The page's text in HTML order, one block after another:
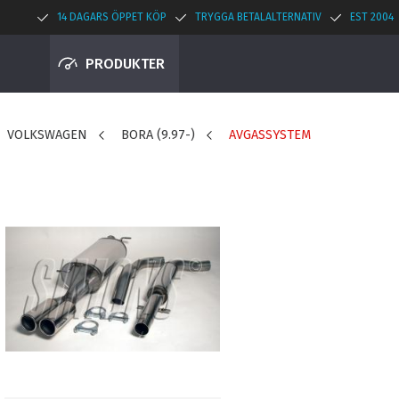
14 DAGARS ÖPPET KÖP TRYGGA BETALALTERNATIV EST 2004
PRODUKTER
VOLKSWAGEN BORA (9.97-) AVGASSYSTEM